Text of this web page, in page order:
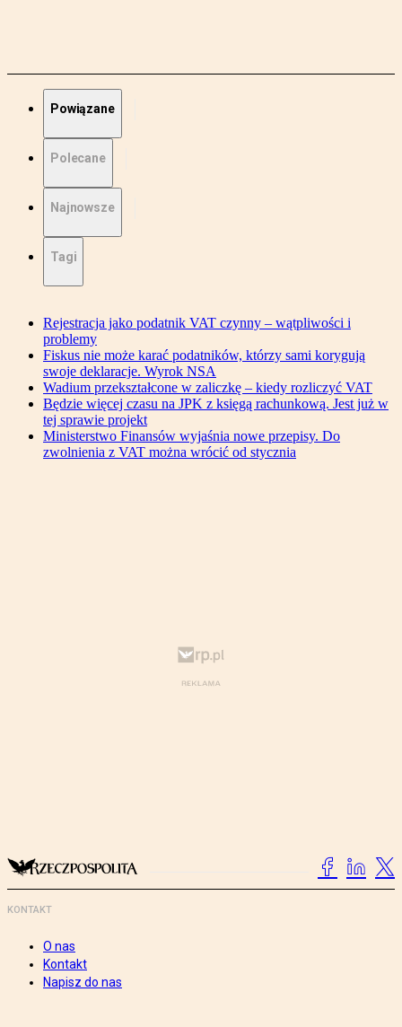
Powiązane
Polecane
Najnowsze
Tagi
Rejestracja jako podatnik VAT czynny – wątpliwości i
problemy
Fiskus nie może karać podatników, którzy sami korygują
swoje deklaracje. Wyrok NSA
Wadium przekształcone w zaliczkę – kiedy rozliczyć VAT
Będzie więcej czasu na JPK z księgą rachunkową. Jest już w
tej sprawie projekt
Ministerstwo Finansów wyjaśnia nowe przepisy. Do
zwolnienia z VAT można wrócić od stycznia
KONTAKT
O nas
Kontakt
Napisz do nas